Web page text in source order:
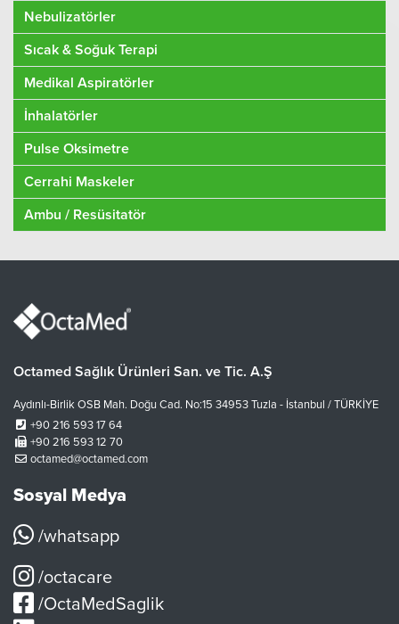
Nebulizatörler
Sıcak & Soğuk Terapi
Medikal Aspiratörler
İnhalatörler
Pulse Oksimetre
Cerrahi Maskeler
Ambu / Resüsitatör
Octamed Sağlık Ürünleri San. ve Tic. A.Ş
Aydınlı-Birlik OSB Mah. Doğu Cad. No:15 34953 Tuzla - İstanbul / TÜRKİYE
+90 216 593 17 64
+90 216 593 12 70
octamed@octamed.com
Sosyal Medya
/whatsapp
/octacare
/OctaMedSaglik